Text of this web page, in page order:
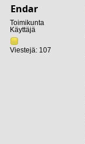
Endar
Toimikunta
Käyttäjä
Viestejä: 107